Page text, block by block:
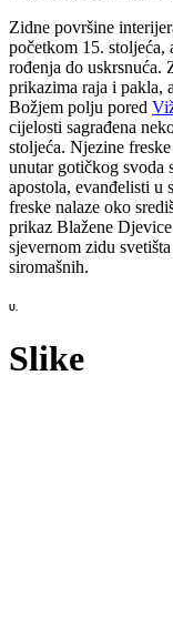
Zidne površine
početkom 15. stoljeća,
rođenja do uskrsnuća.
prikazima raja i pakla,
Božjem polju pored
cijelosti sagrađena
stoljeća. Njezine
unutar gotičkog svoda
apostola, evanđelisti u
freske nalaze oko
prikaz Blažene
sjevernom zidu
siromašnih.
U.
Slike